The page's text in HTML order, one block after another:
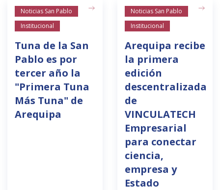
Noticias San Pablo
Institucional
Tuna de la San
Pablo es por
tercer año la
"Primera Tuna
Más Tuna" de
Arequipa
Noticias San Pablo
Institucional
Arequipa recibe
la primera
edición
descentralizada
de
VINCULATECH
Empresarial
para conectar
ciencia,
empresa y
Estado